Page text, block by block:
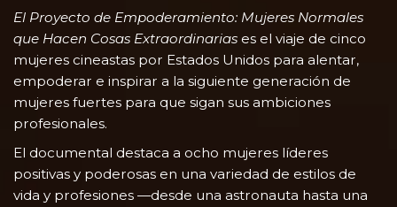
El Proyecto de Empoderamiento: Mujeres Normales
que Hacen Cosas Extraordinarias es el viaje de cinco
mujeres cineastas por Estados Unidos para alentar,
empoderar e inspirar a la siguiente generación de
mujeres fuertes para que sigan sus ambiciones
profesionales.
El documental destaca a ocho mujeres líderes
positivas y poderosas en una variedad de estilos de
vida y profesiones —desde una astronauta hasta una